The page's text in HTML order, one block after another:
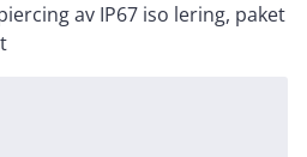
av IP67 iso lering, paket